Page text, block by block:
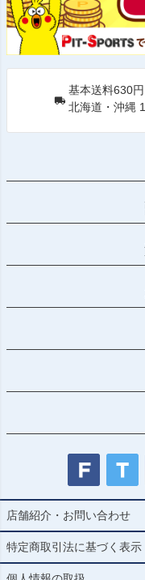
基本送料630
北海道・沖縄
店舗紹介・お問い合わせ
特定商取引法に基づく表示